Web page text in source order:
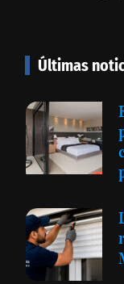
Últimas